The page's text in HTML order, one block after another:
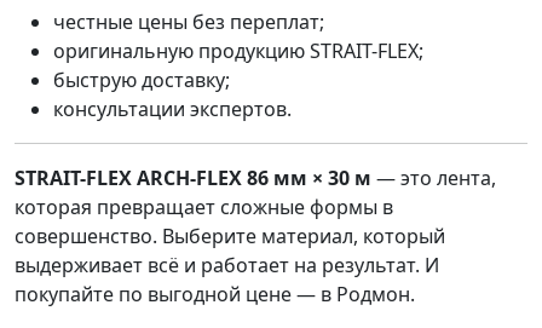
честные цены без переплат;
оригинальную продукцию STRAIT-FLEX;
быструю доставку;
консультации экспертов.
STRAIT-FLEX ARCH-FLEX 86 мм × 30 м — это лента,
которая превращает сложные формы в
совершенство. Выберите материал, который
выдерживает всё и работает на результат. И
покупайте по выгодной цене — в Родмон.